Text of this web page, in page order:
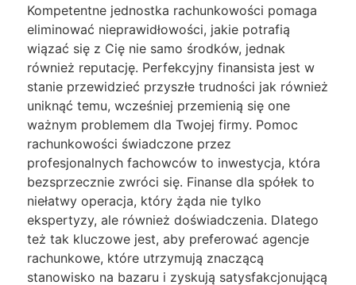
Kompetentne jednostka rachunkowości pomaga
eliminować nieprawidłowości, jakie potrafią
wiązać się z Cię nie samo środków, jednak
również reputację. Perfekcyjny finansista jest w
stanie przewidzieć przyszłe trudności jak również
uniknąć temu, wcześniej przemienią się one
ważnym problemem dla Twojej firmy. Pomoc
rachunkowości świadczone przez
profesjonalnych fachowców to inwestycja, która
bezsprzecznie zwróci się. Finanse dla spółek to
niełatwy operacja, który żąda nie tylko
ekspertyzy, ale również doświadczenia. Dlatego
też tak kluczowe jest, aby preferować agencje
rachunkowe, które utrzymują znaczącą
stanowisko na bazaru i zyskują satysfakcjonującą